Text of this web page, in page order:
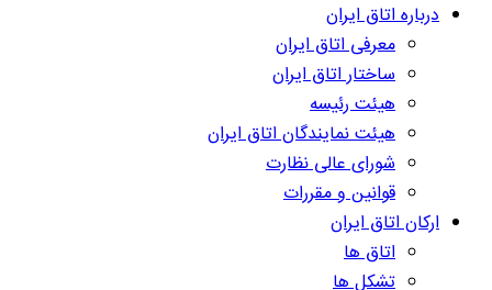
درباره اتاق ایران
معرفی اتاق ایران
ساختار اتاق ایران
هیئت رئیسه
هیئت نمایندگان اتاق ایران
شورای عالی نظارت
قوانین و مقررات
ارکان اتاق ایران
اتاق ها
تشکل ها